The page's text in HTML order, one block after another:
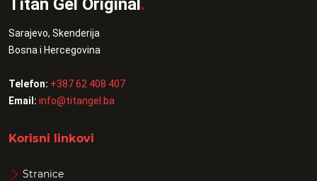
Sarajevo, Skenderija
Bosna i Hercegovina
Telefon: +387 62 408 407
Email: info@titangel.ba
Korisni linkovi
Stranice